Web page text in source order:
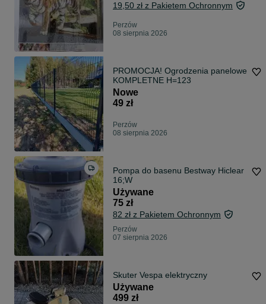
19,50 zł z Pakietem Ochronnym
Perzów
08 sierpnia 2026
PROMOCJA! Ogrodzenia panelowe
KOMPLETNE H=123
Nowe
49 zł
Perzów
08 sierpnia 2026
Pompa do basenu Bestway Hiclear
16;W
Używane
75 zł
82 zł z Pakietem Ochronnym
Perzów
07 sierpnia 2026
Skuter Vespa elektryczny
Używane
499 zł